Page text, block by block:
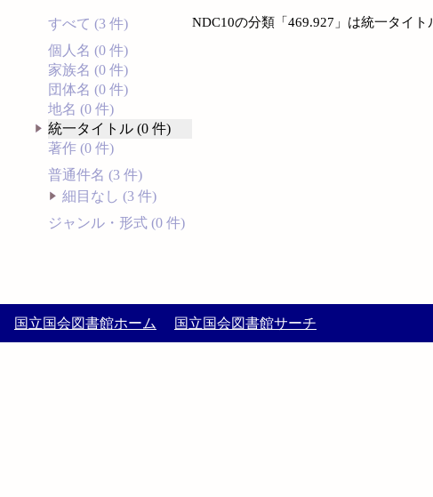
すべて (3 件)
個人名 (0 件)
家族名 (0 件)
団体名 (0 件)
地名 (0 件)
統一タイトル (0 件)
著作 (0 件)
普通件名 (3 件)
細目なし (3 件)
ジャンル・形式 (0 件)
NDC10の分類「469.927」は統一タイト
国立国会図書館ホーム 国立国会図書館サーチ